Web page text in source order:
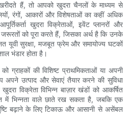
हैं, तो आपको खुदरा चैनलों के माध्यम से
रंगों, आकारों और विशेषताओं का कहीं अधिक
खुदरा विक्रेताओं, इवेंट प्लानरों और
जरूरतों को पूरा करते हैं, जिसका अर्थ है कि उनके
यूवी सुरक्षा, मजबूत फ्रेम और समायोज्य घटकों
भंडार होता है।
ग्राहकों की विशिष्ट प्राथमिकताओं या अपनी
उत्पाद और सेवाएं तैयार करने की सुविधा
विक्रेता विभिन्न बाज़ार खंडों को आकर्षित
भिन्नता वाले छाते रख सकता है, जबकि एक
बढ़ाने के लिए टिकाऊ और आसानी से असेंबल